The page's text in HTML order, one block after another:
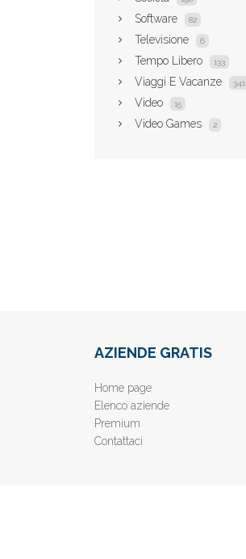
Software 82
Televisione 6
Tempo Libero 133
Viaggi E Vacanze 341
Video 15
Video Games 2
AZIENDE GRATIS
Home page
Elenco aziende
Premium
Contattaci